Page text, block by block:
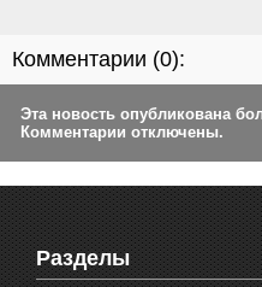
Комментарии (0):
Эта новость опубликована
Комментарии отключены.
Разделы